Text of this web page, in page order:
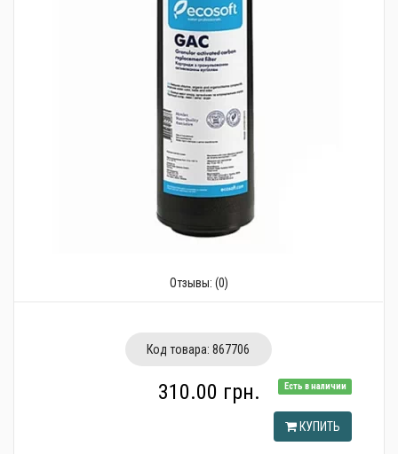
Отзывы: (0)
Код товара: 867706
Есть в наличии
310.00 грн.
КУПИТЬ
Стабилизаторы, аккумуляторы, генераторы